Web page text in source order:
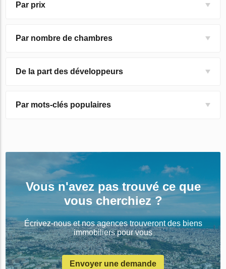
Par prix
Par nombre de chambres
De la part des développeurs
Par mots-clés populaires
Vous n'avez pas trouvé ce que
vous cherchiez ?
Écrivez-nous et nos agences trouveront des biens
immobiliers pour vous
Envoyer une demande